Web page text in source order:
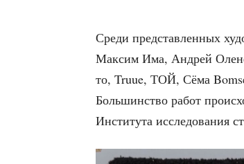
Сре­ди пред­став­лен­ных
Мак­сим Има, Андрей
то, Truue, ТОЙ, Сёма
Боль­шин­ство работ
Инсти­ту­та иссле­до­ва­ния